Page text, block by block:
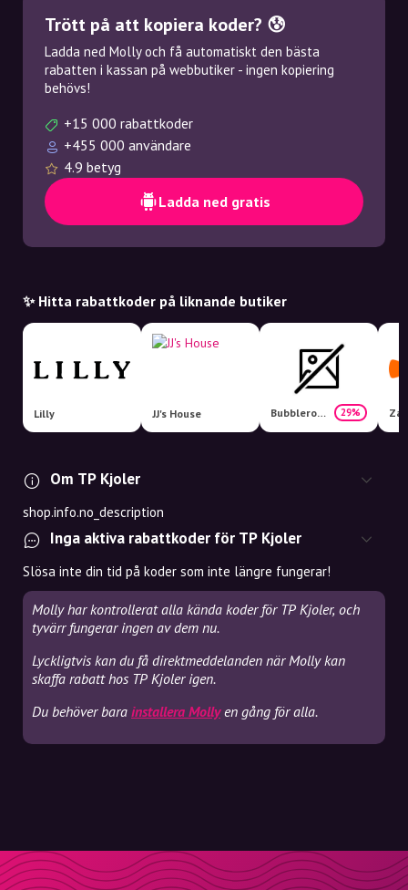
Trött på att kopiera koder? 😰
Ladda ned Molly och få automatiskt den bästa
rabatten i kassan på webbutiker - ingen kopiering
behövs!
+15 000 rabattkoder
+455 000 användare
4.9 betyg
Ladda ned gratis
✨ Hitta rabattkoder på liknande butiker
Lilly JJ's House Bubbleroom 29%
Om TP Kjoler
shop.info.no_description
Inga aktiva rabattkoder för TP Kjoler
Slösa inte din tid på koder som inte längre fungerar!
Molly har kontrollerat alla kända koder för TP Kjoler, och
tyvärr fungerar ingen av dem nu.
Lyckligtvis kan du få direktmeddelanden när Molly kan
skaffa rabatt hos TP Kjoler igen.
Du behöver bara installera Mollyen gång för alla.